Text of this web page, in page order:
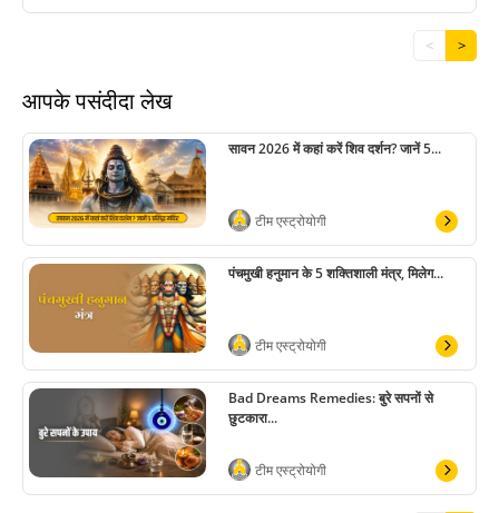
< >
आपके पसंदीदा लेख
सावन 2026 में कहां करें शिव दर्शन? जानें 5...
टीम एस्ट्रोयोगी
पंचमुखी हनुमान के 5 शक्तिशाली मंत्र, मिलेग...
टीम एस्ट्रोयोगी
Bad Dreams Remedies: बुरे सपनों से
छुटकारा...
टीम एस्ट्रोयोगी